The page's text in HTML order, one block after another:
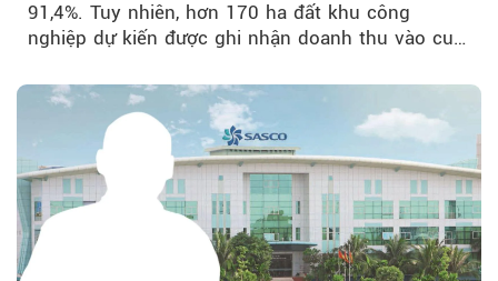
91,4%. Tuy nhiên, hơn 170 ha đất khu công
nghiệp dự kiến được ghi nhận doanh thu vào cuối